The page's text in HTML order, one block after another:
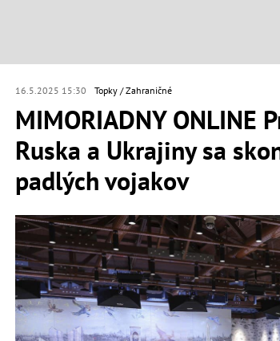
16.5.2025 15:30 Topky Zahraničné
MIMORIADNY ONLINE
Ruska a Ukrajiny sa
padlých vojakov